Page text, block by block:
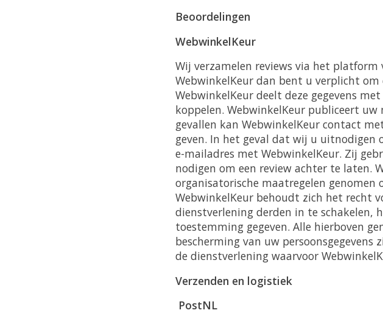
Beoordelingen
WebwinkelKeur
Wij verzamelen reviews via het platform
WebwinkelKeur dan bent u verplicht om
WebwinkelKeur deelt deze gegevens
koppelen. WebwinkelKeur publiceert uw
gevallen kan WebwinkelKeur contact
geven. In het geval dat wij u uitnodigen
e-mailadres met WebwinkelKeur. Zij
nodigen om een review achter te laten.
organisatorische maatregelen genomen
WebwinkelKeur behoudt zich het recht
dienstverlening derden in te schakelen,
toestemming gegeven. Alle hierboven
bescherming van uw persoonsgegevens
de dienstverlening waarvoor
Verzenden en logistiek
PostNL